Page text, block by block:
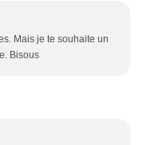
Mais je te souhaite un
Bisous